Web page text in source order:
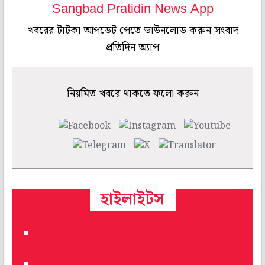
Sangbad Pratidin News App
খবরের টাটকা আপডেট পেতে ডাউনলোড করুন সংবাদ
প্রতিদিন অ্যাপ
নিয়মিত খবরে থাকতে ফলো করুন
হাইলাইটস